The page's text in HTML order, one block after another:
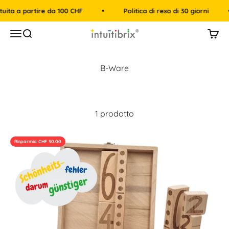
Vai al contenuto
a partire da 100 CHF Politica di reso di 30 giorni
MenùCerca intuitibrix.ch | Spielend Mathe lernen
1 prodotto
Risparmia CHF 30.00